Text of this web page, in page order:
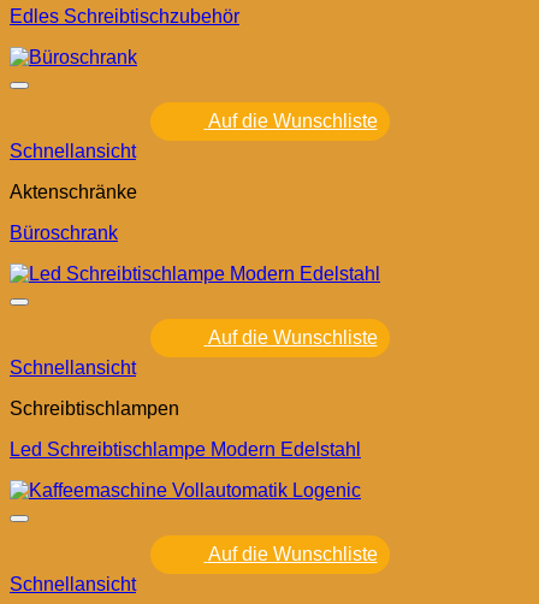
Edles Schreibtischzubehör
Auf die Wunschliste
Schnellansicht
Aktenschränke
Büroschrank
Auf die Wunschliste
Schnellansicht
Schreibtischlampen
Led Schreibtischlampe Modern Edelstahl
Auf die Wunschliste
Schnellansicht